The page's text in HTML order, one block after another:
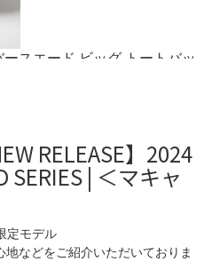
RELEASE】2024
| ＜マキャ
定モデル
などをご紹介いただいておりま